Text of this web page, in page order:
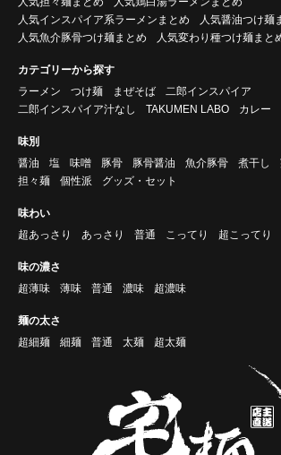
人気インスパイア系ラーメンまとめ
人気醤油つけ麺
人気魚介豚骨つけ麺まとめ
人気変わり種つけ麺まと
カテゴリーから探す
ラーメン
つけ麺 まぜそば
二郎インスパイア
二郎インスパイア汁なし
TAKUMEN LABO カレー
味別
醤油
塩 味噌 豚骨 豚骨醤油 魚介豚骨 煮干し
担々麺
個性派 グッズ・セット
味わい
超あっさり
あっさり 普通 こってり 超こってり
味の濃さ
超薄味
薄味 普通 濃味 超濃味
麺の太さ
超細麺
細麺 普通 太麺 超太麺